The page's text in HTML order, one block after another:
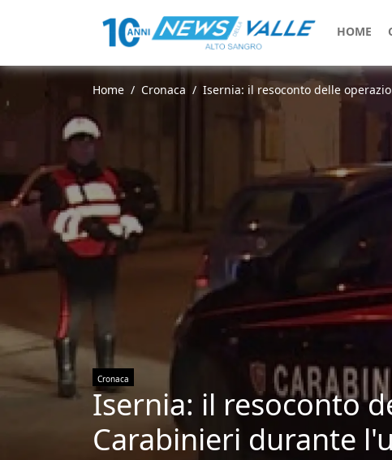
HOME
Home Cronaca Isernia: il resoconto delle
Cronaca
Isernia: il resoconto
Carabinieri durante